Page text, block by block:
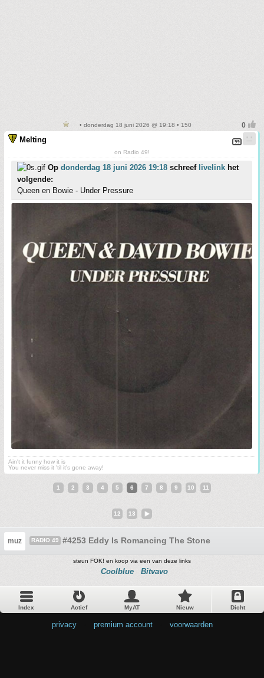
• donderdag 18 juni 2026 @ 19:18 • 150
Melting
on Radio 49!
Op donderdag 18 juni 2026 19:18 schreef livelink het
volgende:
Queen en Bowie - Under Pressure
Ain't it funny how it is
You never miss it 'til it's gone away!
1 2 3 4 5 6 7 8 9 10 11
12 13
muz RADIO 49 #4253 Eddy Is Romancing The Stone
steun FOK! en koop via een van deze links
Coolblue Bitvavo
Index Actief MyAT Nieuw Dicht
privacy premium account voorwaarden